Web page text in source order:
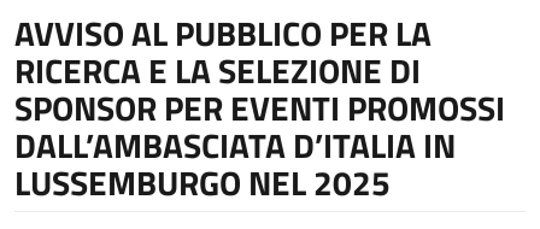
AVVISO AL PUBBLICO PER LA
RICERCA E LA SELEZIONE DI
SPONSOR PER EVENTI PROMOSSI
DALL’AMBASCIATA D’ITALIA IN
LUSSEMBURGO NEL 2025